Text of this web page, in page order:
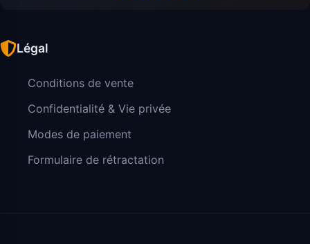
Légal
Conditions de vente
Confidentialité & Vie privée
Modes de paiement
Formulaire de rétractation